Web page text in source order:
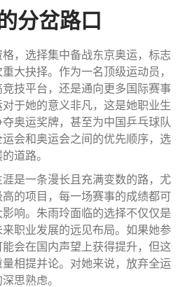
分岔路口
，选择集中备战东京奥运，标志
大抉择。作为一名顶级运动员，
技平台，还是通向更多国际赛事
于她的意义非凡，这是她职业生
奥运奖牌，甚至为中国乒乓球队
会和奥运会之间的优先顺序，选
道路。
是一条漫长且充满变数的路，尤
的项目，每一场赛事的成绩都可
响。朱雨玲面临的选择不仅仅是
职业发展的远见布局。如果她参
会在国内声望上获得提升，但这
相提并论。对她来说，放弃全运
思熟虑。